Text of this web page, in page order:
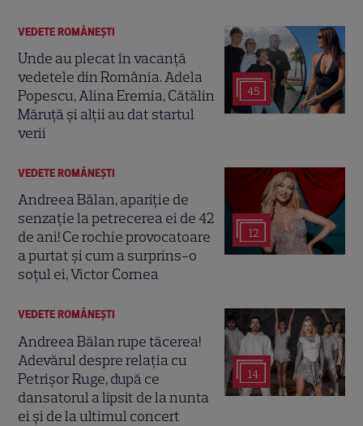
45
VEDETE ROMÂNEŞTI
Unde au plecat în vacanță
vedetele din România. Adela
Popescu, Alina Eremia, Cătălin
Măruță și alții au dat startul
verii
12
VEDETE ROMÂNEŞTI
Andreea Bălan, apariție de
senzație la petrecerea ei de 42
de ani! Ce rochie provocatoare
a purtat și cum a surprins-o
soțul ei, Victor Cornea
14
VEDETE ROMÂNEŞTI
Andreea Bălan rupe tăcerea!
Adevărul despre relația cu
Petrișor Ruge, după ce
dansatorul a lipsit de la nunta
ei și de la ultimul concert